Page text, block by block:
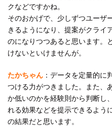
クなどですかね。
そのおかげで、少しずつユーザ
きるようになり、提案がクライ
のになりつつあると思います。
けないといけませんが。
たかちゃん ：データを定量的に
つける力がつきました。また、
か低いのかを経験則から判断し
れる効果などを提示できるよう
の結果だと思います。